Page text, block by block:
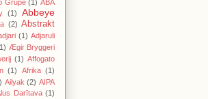
Grupė (1) ABA
(1)
Abbeye
(2) Abstrakt
(1) Adjaruli
Ægir Bryggeri
(1) Affogato
(1) Afrika (1)
Ailyak (2) AIPA
Darītava (1)